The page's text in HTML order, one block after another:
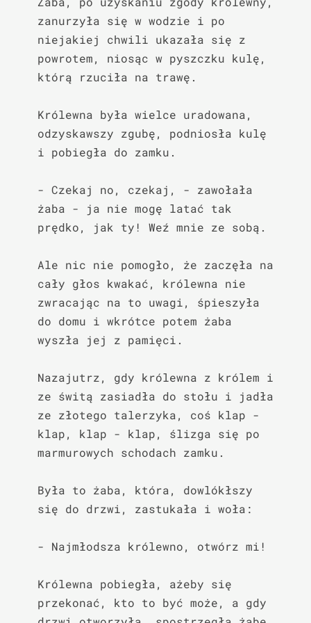
zanurzyła się w wodzie i po
niejakiej chwili ukazała się z
powrotem, niosąc w pyszczku kulę,
którą rzuciła na trawę.
Królewna była wielce uradowana,
odzyskawszy zgubę, podniosła kulę
i pobiegła do zamku.
- Czekaj no, czekaj, - zawołała
żaba - ja nie mogę latać tak
prędko, jak ty! Weź mnie ze sobą.
Ale nic nie pomogło, że zaczęła na
cały głos kwakać, królewna nie
zwracając na to uwagi, śpieszyła
do domu i wkrótce potem żaba
wyszła jej z pamięci.
Nazajutrz, gdy królewna z królem i
ze świtą zasiadła do stołu i jadła
ze złotego talerzyka, coś klap -
klap, klap - klap, ślizga się po
marmurowych schodach zamku.
Była to żaba, która, dowlókłszy
się do drzwi, zastukała i woła:
- Najmłodsza królewno, otwórz mi!
Królewna pobiegła, ażeby się
przekonać, kto to być może, a gdy